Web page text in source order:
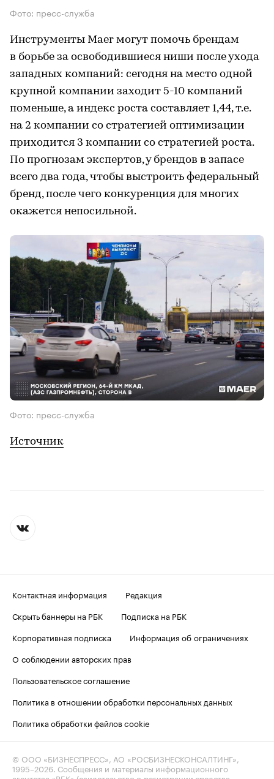
Фото: пресс-служба
Инструменты Maer могут помочь брендам
в борьбе за освободившиеся ниши после ухода
западных компаний: сегодня на место одной
крупной компании заходит 5-10 компаний
поменьше, а индекс роста составляет 1,44, т.е.
на 2 компании со стратегией оптимизации
приходится 3 компании со стратегией роста.
По прогнозам экспертов, у брендов в запасе
всего два года, чтобы выстроить федеральный
бренд, после чего конкуренция для многих
окажется непосильной.
Фото: пресс-служба
Источник
Контактная информация
Редакция
Скрыть баннеры на РБК
Подписка на РБК
Корпоративная подписка
Информация об ограничениях
О соблюдении авторских прав
Пользовательское соглашение
Политика в отношении обработки персональных данных
Политика обработки файлов cookie
© ООО «БИЗНЕСПРЕСС», АО «РОСБИЗНЕСКОНСАЛТИНГ»,
1995–2026. Сообщения и материалы информационного